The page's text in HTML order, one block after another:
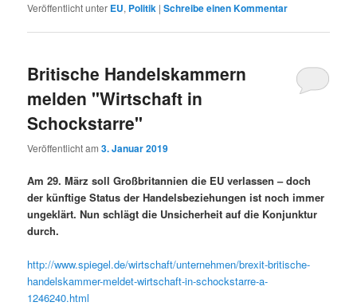
Veröffentlicht unter EU, Politik |Schreibe einen Kommentar
Britische Handelskammern
melden "Wirtschaft in
Schockstarre"
Veröffentlicht am3. Januar 2019
Am 29. März soll Großbritannien die EU verlassen – doch
der künftige Status der Handelsbeziehungen ist noch immer
ungeklärt. Nun schlägt die Unsicherheit auf die Konjunktur
durch.
http://www.spiegel.de/wirtschaft/unternehmen/brexit-britische-
handelskammer-meldet-wirtschaft-in-schockstarre-a-
1246240.html